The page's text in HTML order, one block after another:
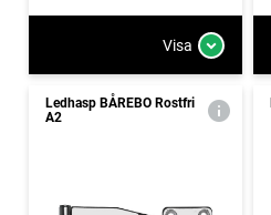
Visa
Ledhasp BÅREBO Rostfri
A2